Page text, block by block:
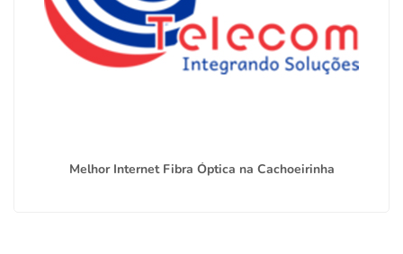
Melhor Internet Fibra Óptica na Cachoeirinha